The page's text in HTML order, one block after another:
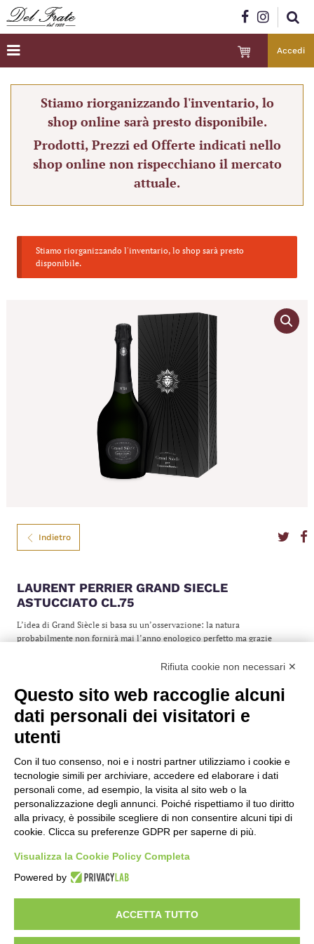
Accedi
Stiamo riorganizzando l'inventario, lo
shop online sarà presto disponibile.
Prodotti, Prezzi ed Offerte indicati nello
shop online non rispecchiano il mercato
attuale.
Stiamo riorganizzando l'inventario, lo shop sarà presto
disponibile.
Indietro
LAURENT PERRIER GRAND SIECLE
ASTUCCIATO CL.75
L’idea di Grand Siècle si basa su un’osservazione: la natura
probabilmente non fornirà mai l’anno enologico perfetto ma grazie
oltre le annate rare, Grand Siècle è l’unione di tre annate eccezionali
Grand Siècle è l’espressione unica dell’eccellenza in uno champagne: “è
l’unione del meglio con il meglio per ottenere il meglio”.
Formato
75
Tipo
Champagne
Gradazione
Nazione
Francia
Dolcezza
Brut
€165,00
Vini Italiani ed Esteri, Distillati e Specialità Enogastromiche
Privacy policy & cookie policy Impostazioni Cookies Termini e condizioni
Rifiuta cookie non necessari ✕
Questo sito web raccoglie alcuni
dati personali dei visitatori e
utenti
Con il tuo consenso, noi e i nostri partner utilizziamo i cookie e
tecnologie simili per archiviare, accedere ed elaborare i dati
personali come, ad esempio, la visita al sito web o la
personalizzazione degli annunci. Poiché rispettiamo il tuo diritto
alla privacy, è possibile scegliere di non consentire alcuni tipi di
cookie. Clicca su preferenze GDPR per saperne di più.
Visualizza la Cookie Policy Completa
Powered by
ACCETTA TUTTO